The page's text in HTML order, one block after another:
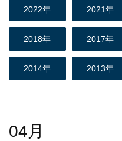
04月
2022年 2021年
2018年 2017年
2014年 2013年